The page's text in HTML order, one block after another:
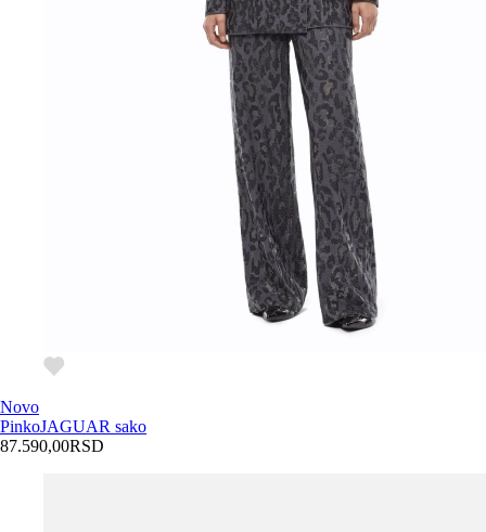
Novo
PinkoJAGUAR sako
87.590,00RSD